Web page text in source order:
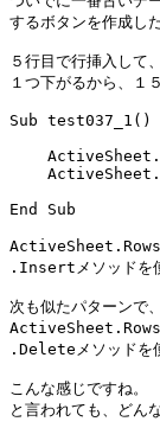
するボタンを作成し
５行目で行挿入して、
１つ下がるから、１
Sub test037_1()
End Sub
.Insertメソッドを使
次も似たパターンで、
.Deleteメソッドを
こんな感じですね。
と言われても、どん